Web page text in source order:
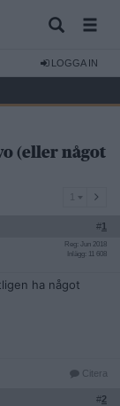
LOGGA IN
(eller något
#1
Reg: Jun 2018
Inlägg: 11 608
ha något
Citera
#2